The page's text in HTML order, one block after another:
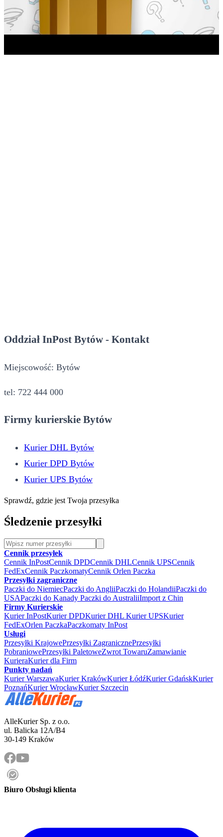
Oddział InPost Bytów - Kontakt
Miejscowość: Bytów
tel: 722 444 000
Firmy kurierskie Bytów
Kurier DHL Bytów
Kurier DPD Bytów
Kurier UPS Bytów
Sprawdź, gdzie jest Twoja przesyłka
Śledzenie przesyłki
Cennik przesyłek
Cennik InPostCennik DPDCennik DHLCennik UPSCennik
FedExCennik PaczkomatyCennik Orlen Paczka
Przesyłki zagraniczne
Paczki do NiemiecPaczki do AngliiPaczki do HolandiiPaczki do
USAPaczki do Kanady Paczki do AustraliiImport z Chin
Firmy Kurierskie
Kurier InPostKurier DPDKurier DHL Kurier UPSKurier
FedExOrlen PaczkaPaczkomaty InPost
Usługi
Przesyłki KrajowePrzesyłki ZagranicznePrzesyłki
PobraniowePrzesyłki PaletoweZwrot TowaruZamawianie
KurieraKurier dla Firm
Punkty nadań
Kurier WarszawaKurier KrakówKurier ŁódźKurier GdańskKurier
PoznańKurier WrocławKurier Szczecin
AlleKurier Sp. z o.o.
ul. Balicka 12A/B4
30-149 Kraków
Biuro Obsługi klienta